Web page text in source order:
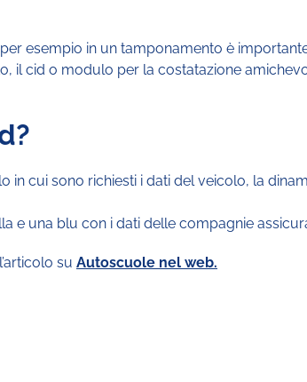
esempio in un tamponamento è
il cid o modulo per la costatazione
cui sono richiesti i dati del veicolo, la
e una blu con i dati delle compagnie
su Autoscuole nel web.